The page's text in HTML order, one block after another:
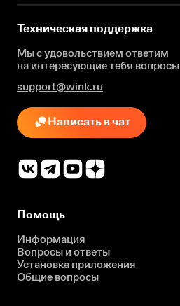
Техническая поддержка
Мы с удовольствием ответим
на интересующиетебя вопросы
support@wink.ru
Написать в чат
Помощь
Информация
Вопросы и ответы
Установка приложения
Общие вопросы